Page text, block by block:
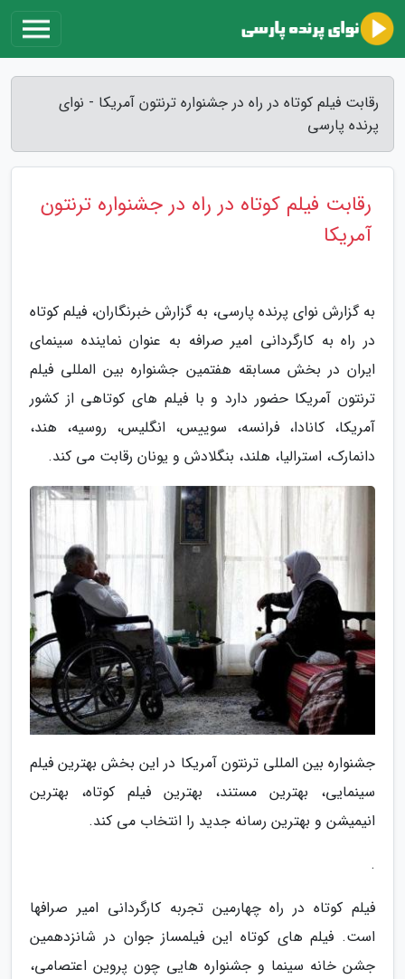
رقابت فیلم کوتاه در راه در جشنواره ترنتون آمریکا - نوای
پرنده پارسی
رقابت فیلم کوتاه در راه در جشنواره ترنتون
آمریکا
به گزارش نوای پرنده پارسی، به گزارش خبرنگاران، فیلم کوتاه
در راه به کارگردانی امیر صرافه به عنوان نماینده سینمای
ایران در بخش مسابقه هفتمین جشنواره بین المللی فیلم
ترنتون آمریکا حضور دارد و با فیلم های کوتاهی از کشور
آمریکا، کانادا، فرانسه، سوییس، انگلیس، روسیه، هند،
دانمارک، استرالیا، هلند، بنگلادش و یونان رقابت می کند.
جشنواره بین المللی ترنتون آمریکا در این بخش بهترین فیلم
سینمایی، بهترین مستند، بهترین فیلم کوتاه، بهترین
انیمیشن و بهترین رسانه جدید را انتخاب می کند.
.
فیلم کوتاه در راه چهارمین تجربه کارگردانی امیر صرافها
است. فیلم های کوتاه این فیلمساز جوان در شانزدهمین
جشن خانه سینما و جشنواره هایی چون پروین اعتصامی،